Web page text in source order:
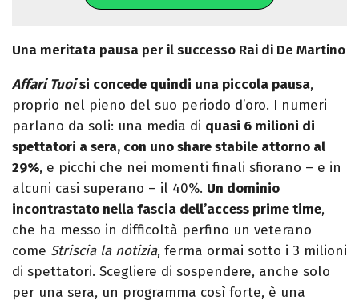
Una meritata pausa per il successo Rai di De Martino
Affari Tuoisi concede quindi una piccola pausa,
proprio nel pieno del suo periodo d’oro. I numeri
parlano da soli: una media di quasi 6 milioni di
spettatori a sera, con uno share stabile attorno al
29%, e picchi che nei momenti finali sfiorano – e in
alcuni casi superano – il 40%. Un dominio
incontrastato nella fascia dell’access prime time,
che ha messo in difficoltà perfino un veterano
come Striscia la notizia, ferma ormai sotto i 3 milioni
di spettatori. Scegliere di sospendere, anche solo
per una sera, un programma così forte, è una